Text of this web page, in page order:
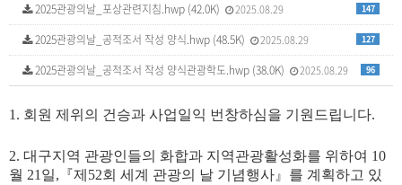
147
2025관광의날_포상관련지침.hwp (42.0K) 2025.08.29
127
2025관광의날_공적조서 작성 양식.hwp (48.5K) 2025.08.29
96
2025관광의날_공적조서 작성 양식관광학도.hwp (38.0K) 2025.08.29
1. 회원 제위의 건승과 사업일익 번창하심을 기원드립니다.
2. 대구지역 관광인들의 화합과 지역관광활성화를 위하여 10
월 21 일, 『제 52회 세계 관광의 날 기념행사 』 를 계획하고 있